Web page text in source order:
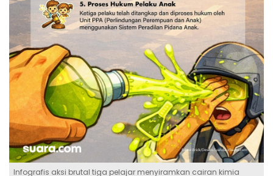
Infografis aksi brutal tiga pelajar menyiramkan cairan kimia